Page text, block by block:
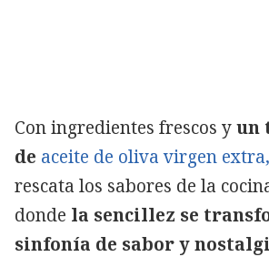
Con ingredientes frescos yun
de aceite de oliva virgen extra,
rescata los sabores de la
donde la sencillez se
sinfonía de sabor y